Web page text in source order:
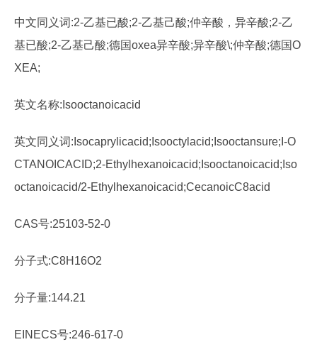
中文同义词:2-乙基已酸;2-乙基己酸;仲辛酸，异辛酸;2-乙
基已酸;2-乙基己酸;德国oxea异辛酸;异辛酸\;仲辛酸;德国O
XEA;
英文名称:Isooctanoicacid
英文同义词:Isocaprylicacid;Isooctylacid;Isooctansure;I-O
CTANOICACID;2-Ethylhexanoicacid;Isooctanoicacid;Iso
octanoicacid/2-Ethylhexanoicacid;CecanoicC8acid
CAS号:25103-52-0
分子式:C8H16O2
分子量:144.21
EINECS号:246-617-0